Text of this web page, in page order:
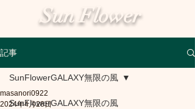
Sun Flower
記事
SunFlowerGALAXY無限の風
SunFlowerGALAXY無限の風
masanori0922
2024年4月28日